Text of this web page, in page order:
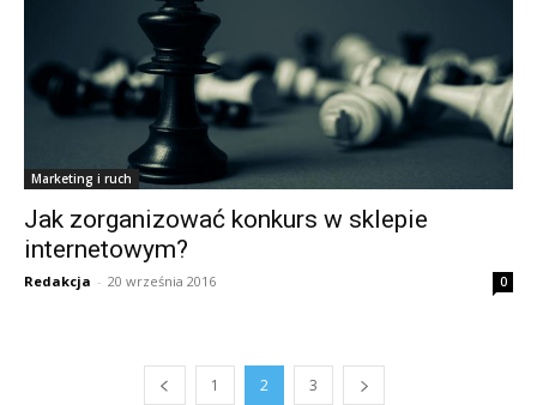
Marketing i ruch
Jak zorganizować konkurs w sklepie
internetowym?
Redakcja - 20 września 2016 0
1 2 3